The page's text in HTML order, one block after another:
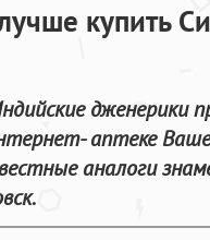
купить
дженерики
аптеке
аналоги